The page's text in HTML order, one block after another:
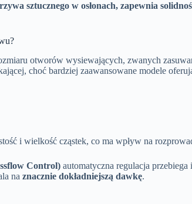
sztucznego w osłonach, zapewnia
otworów wysiewających, zwanych
choć bardziej zaawansowane modele
i wielkość cząstek, co ma wpływ na
Control) automatyczna regulacja
na znacznie dokładniejszą dawkę.